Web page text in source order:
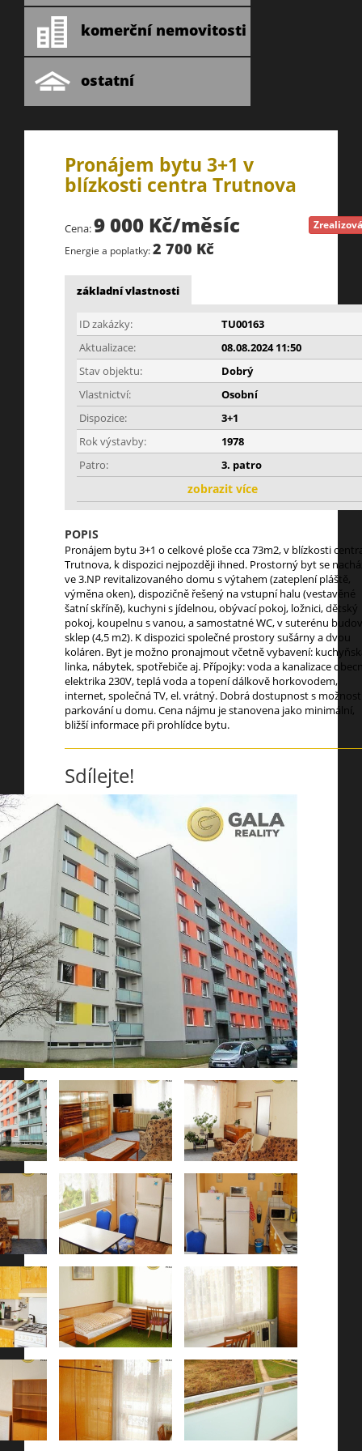
komerční nemovitosti
ostatní
Pronájem bytu 3+1 v
blízkosti centra Trutnova
Cena:9 000 Kč/měsíc
Energie a poplatky:2 700 Kč
základní vlastnosti
ID zakázky:
TU00163
Aktualizace:
08.08.2024 11:50
Stav objektu:
Dobrý
Vlastnictví:
Osobní
Dispozice:
3+1
Rok výstavby:
1978
Patro:
3. patro
zobrazit více
POPIS
Pronájem bytu 3+1 o celkové ploše cca 73m2, v blízkosti
Trutnova, k dispozici nejpozději ihned. Prostorný byt se
ve 3.NP revitalizovaného domu s výtahem (zateplení pláště,
výměna oken), dispozičně řešený na vstupní halu (vestavěné
šatní skříně), kuchyni s jídelnou, obývací pokoj, ložnici, dětský
pokoj, koupelnu s vanou, a samostatné WC, v suterénu
sklep (4,5 m2). K dispozici společné prostory sušárny a dvou
koláren. Byt je možno pronajmout včetně vybavení:
linka, nábytek, spotřebiče aj. Přípojky: voda a kanalizace
elektrika 230V, teplá voda a topení dálkově horkovodem,
internet, společná TV, el. vrátný. Dobrá dostupnost s
parkování u domu. Cena nájmu je stanovena jako minimální,
bližší informace při prohlídce bytu.
Sdílejte!